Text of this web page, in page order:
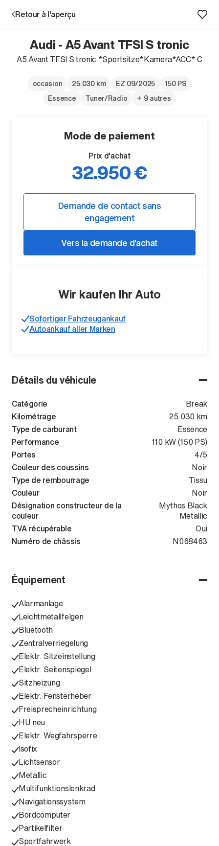
Prestations
Succursales
Retour à l'aperçu
Détails du véhicule
Catégorie
Break
Kilométrage
25.030 km
Type de carburant
Essence
Performance
110 kW (150 PS)
Portes
4/5
Couleur des coussins
Noir
Type de rembourrage
Tissu
Couleur
Noir
Désignation constructeur de la
couleur
Mythos Black
Metallic
TVA récupérable
Oui
Numéro de châssis
N068463
Équipement
Alarmanlage
Leichtmetallfelgen
Bluetooth
Zentralverriegelung
Elektr. Sitzeinstellung
Elektr. Seitenspiegel
Sitzheizung
Elektr. Fensterheber
Freisprecheinrichtung
HU neu
Elektr. Wegfahrsperre
Isofix
Lichtsensor
Metallic
Multifunktionslenkrad
Navigationssystem
Bordcomputer
Partikelfilter
Sportfahrwerk
Audi - A5 Avant TFSI S tronic
A5 Avant TFSI S tronic *Sportsitze*Kamera*ACC* C
occasion 25.030 km EZ 09/2025
150 PS
Essence
Tuner/Radio + 9 autres
Mode de paiement
Prix d'achat
32.950 €
Demande de contact sans
engagement
Vers la demande d'achat
Wir kaufen Ihr Auto
Sofortiger Fahrzeugankauf
Autoankauf aller Marken